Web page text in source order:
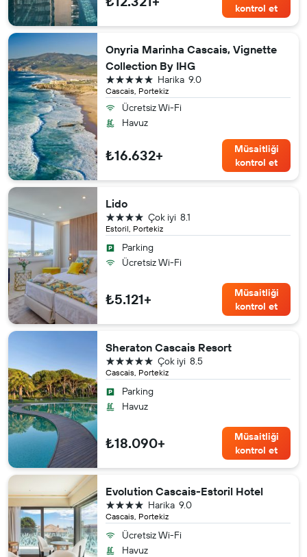
kontrol et
Onyria Marinha Cascais, Vignette
Collection By IHG
Cascais, Portekiz
9.0
Harika
5 yıldız
Ücretsiz Wi-Fi
Havuz
₺16.632+
Müsaitliği
kontrol et
Lido
Estoril, Portekiz
8.1
Çok iyi
4 yıldız
Parking
Ücretsiz Wi-Fi
₺5.121+
Müsaitliği
kontrol et
Sheraton Cascais Resort
Cascais, Portekiz
8.5
Çok iyi
5 yıldız
Parking
Havuz
₺18.090+
Müsaitliği
kontrol et
Evolution Cascais-Estoril Hotel
Cascais, Portekiz
9.0
Harika
4 yıldız
Ücretsiz Wi-Fi
Havuz